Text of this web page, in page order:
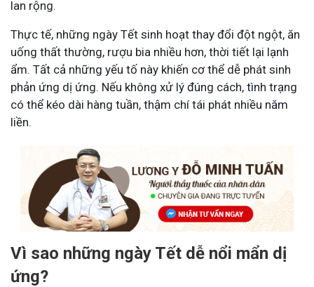
lan rộng.
Thực tế, những ngày Tết sinh hoạt thay đổi đột ngột, ăn
uống thất thường, rượu bia nhiều hơn, thời tiết lại lạnh
ẩm. Tất cả những yếu tố này khiến cơ thể dễ phát sinh
phản ứng dị ứng. Nếu không xử lý đúng cách, tình trạng
có thể kéo dài hàng tuần, thậm chí tái phát nhiều năm
liền.
Vì sao những ngày Tết dễ nổi mẩn dị
ứng?